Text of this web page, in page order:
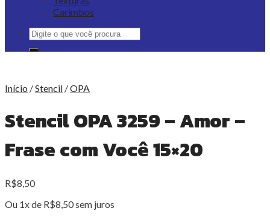
Carimbos
Pesquisar
por:
Início /Stencil /OPA
Stencil OPA 3259 – Amor –
Frase com Você 15×20
R$8,50
Ou 1x de R$8,50sem juros